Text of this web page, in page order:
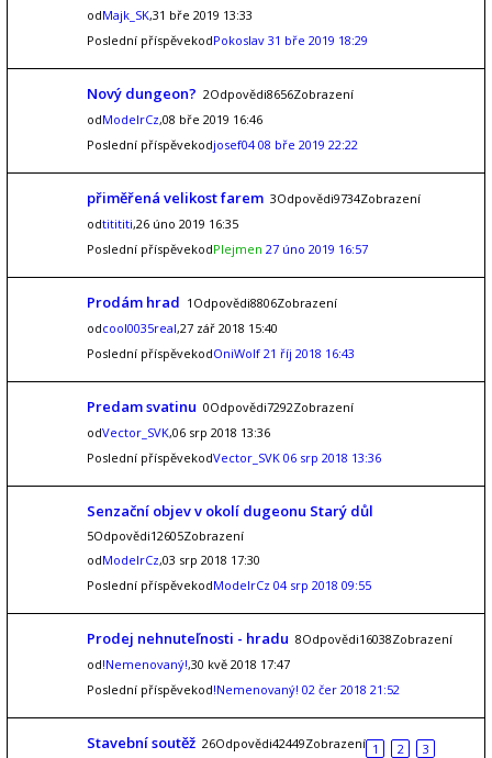
odMajk_SK,31 bře 2019 13:33
Poslední příspěvekodPokoslav 31 bře 2019 18:29
Nový dungeon? 2Odpovědi8656Zobrazení
odModelrCz,08 bře 2019 16:46
Poslední příspěvekodjosef04 08 bře 2019 22:22
přiměřená velikost farem 3Odpovědi9734Zobrazení
odtitititi,26 úno 2019 16:35
Poslední příspěvekodPlejmen 27 úno 2019 16:57
Prodám hrad 1Odpovědi8806Zobrazení
odcool0035real,27 zář 2018 15:40
Poslední příspěvekodOniWolf 21 říj 2018 16:43
Predam svatinu 0Odpovědi7292Zobrazení
odVector_SVK,06 srp 2018 13:36
Poslední příspěvekodVector_SVK 06 srp 2018 13:36
Senzační objev v okolí dugeonu Starý důl
5Odpovědi12605Zobrazení
odModelrCz,03 srp 2018 17:30
Poslední příspěvekodModelrCz 04 srp 2018 09:55
Prodej nehnuteľnosti - hradu 8Odpovědi16038Zobrazení
od!Nemenovaný!,30 kvě 2018 17:47
Poslední příspěvekod!Nemenovaný! 02 čer 2018 21:52
Stavební soutěž 26Odpovědi42449Zobrazení 1 2
3